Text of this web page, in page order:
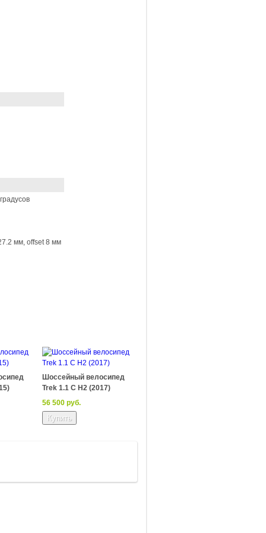
мм, offset 8 мм
Шоссейный велосипед
Trek 1.1 C H2 (2017)
56 500 руб.